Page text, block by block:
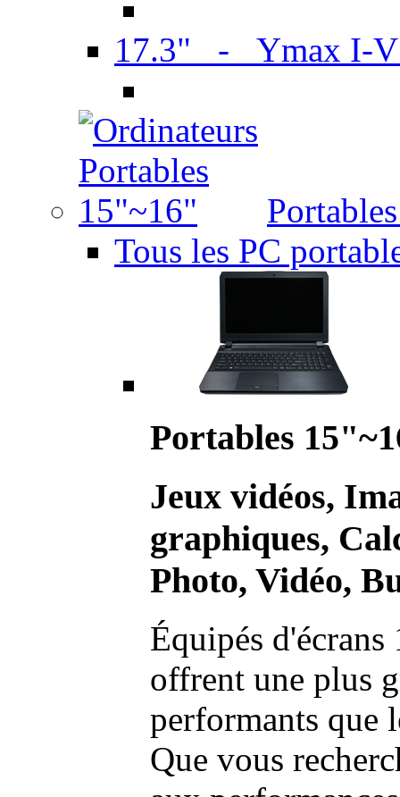
17.3" - Ymax I-
Tous les PC
Portables
Jeux vidéos,
graphiques,
Photo, Vidéo,
Équipés
offrent une plus
performants que
Que vous